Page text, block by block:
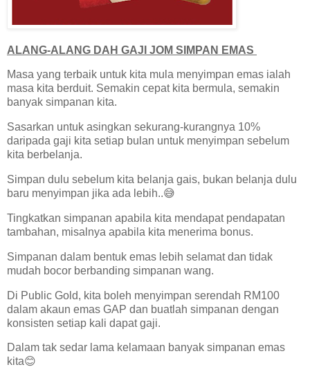
ALANG-ALANG DAH GAJI JOM SIMPAN EMAS
Masa yang terbaik untuk kita mula menyimpan emas ialah
masa kita berduit. Semakin cepat kita bermula, semakin
banyak simpanan kita.
Sasarkan untuk asingkan sekurang-kurangnya 10%
daripada gaji kita setiap bulan untuk menyimpan sebelum
kita berbelanja.
Simpan dulu sebelum kita belanja gais, bukan belanja dulu
baru menyimpan jika ada lebih..😅
Tingkatkan simpanan apabila kita mendapat pendapatan
tambahan, misalnya apabila kita menerima bonus.
Simpanan dalam bentuk emas lebih selamat dan tidak
mudah bocor berbanding simpanan wang.
Di Public Gold, kita boleh menyimpan serendah RM100
dalam akaun emas GAP dan buatlah simpanan dengan
konsisten setiap kali dapat gaji.
Dalam tak sedar lama kelamaan banyak simpanan emas
kita😊